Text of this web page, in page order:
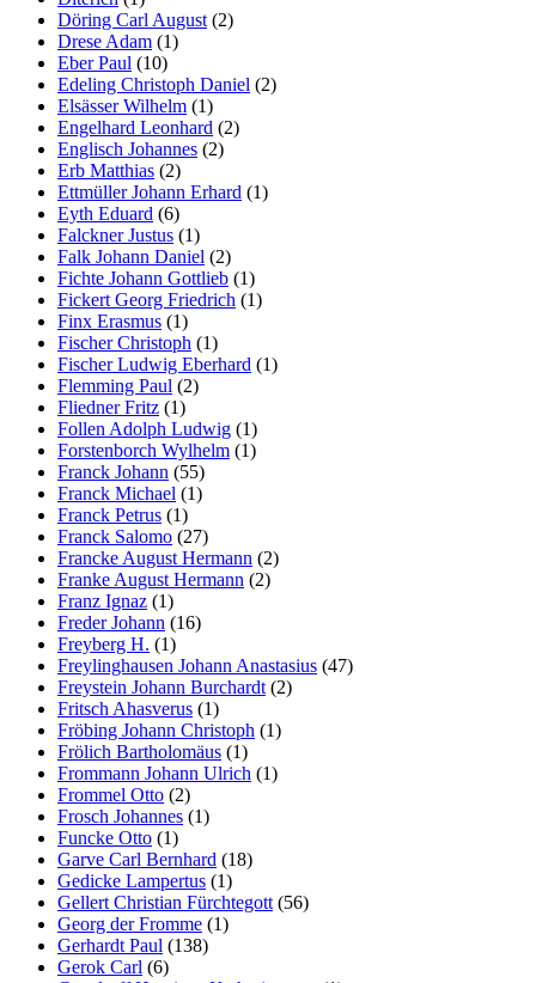
Döring Carl August (2)
Drese Adam (1)
Eber Paul (10)
Edeling Christoph Daniel (2)
Elsässer Wilhelm (1)
Engelhard Leonhard (2)
Englisch Johannes (2)
Erb Matthias (2)
Ettmüller Johann Erhard (1)
Eyth Eduard (6)
Falckner Justus (1)
Falk Johann Daniel (2)
Fichte Johann Gottlieb (1)
Fickert Georg Friedrich (1)
Finx Erasmus (1)
Fischer Christoph (1)
Fischer Ludwig Eberhard (1)
Flemming Paul (2)
Fliedner Fritz (1)
Follen Adolph Ludwig (1)
Forstenborch Wylhelm (1)
Franck Johann (55)
Franck Michael (1)
Franck Petrus (1)
Franck Salomo (27)
Francke August Hermann (2)
Franke August Hermann (2)
Franz Ignaz (1)
Freder Johann (16)
Freyberg H. (1)
Freylinghausen Johann Anastasius (47)
Freystein Johann Burchardt (2)
Fritsch Ahasverus (1)
Fröbing Johann Christoph (1)
Frölich Bartholomäus (1)
Frommann Johann Ulrich (1)
Frommel Otto (2)
Frosch Johannes (1)
Funcke Otto (1)
Garve Carl Bernhard (18)
Gedicke Lampertus (1)
Gellert Christian Fürchtegott (56)
Georg der Fromme (1)
Gerhardt Paul (138)
Gerok Carl (6)